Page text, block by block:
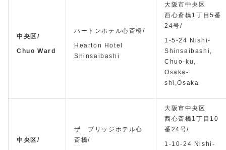
中央区/
Chuo Ward
ハートンホテル心斎橋/
Hearton Hotel
Shinsaibashi
大阪市中央区
西心斎橋1丁目5番
24号/
1-5-24 Nishi-
Shinsaibashi,
Chuo-ku,
Osaka-
shi,Osaka
中央区/
ザ ブリッジホテル心
斎橋/
大阪市中央区
西心斎橋1丁目10
番24号/
1-10-24 Nishi-